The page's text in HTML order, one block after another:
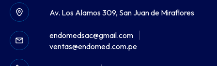
Av. Los Alamos 309, San Juan de Miraflores
endomedsac@gmail.com
ventas@endomed.com.pe